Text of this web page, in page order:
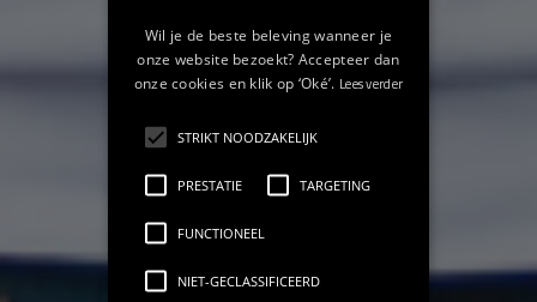
Wil je de beste beleving wanneer je
onze website bezoekt? Accepteer dan
onze cookies en klik op ‘Oké’. Lees verder
STRIKT NOODZAKELIJK
PRESTATIE TARGETING
FUNCTIONEEL
NIET-GECLASSIFICEERD